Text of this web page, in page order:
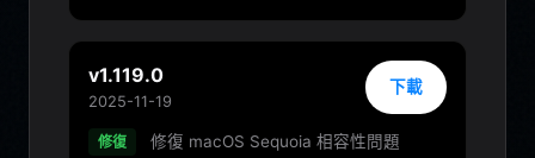
v1.119.0
2025-11-19
下載
修復 修復 macOS Sequoia 相容性問題